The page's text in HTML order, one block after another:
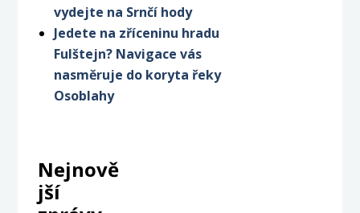
vydejte na Srnčí hody
Jedete na zříceninu hradu
Fulštejn? Navigace vás
nasměruje do koryta řeky
Osoblahy
Nejnově
jší